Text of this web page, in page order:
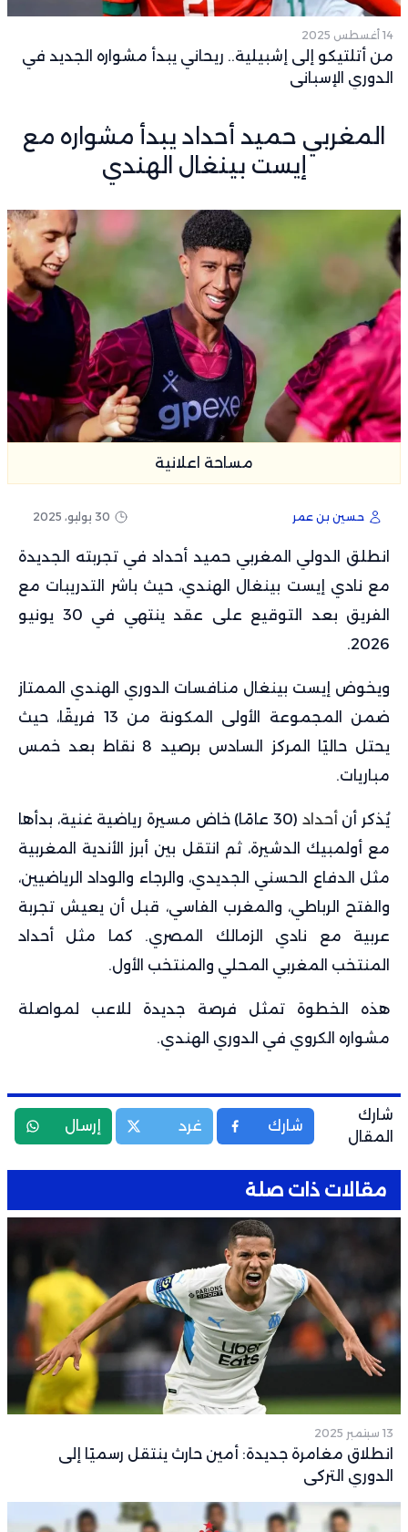
14 أغسطس 2025
من أتلتيكو إلى إشبيلية.. ريحاني يبدأ مشواره الجديد في
الدوري الإسباني
المغربي حميد أحداد يبدأ مشواره مع
إيست بينغال الهندي
مساحة اعلانية
حسين بن عمر 30 يوليو، 2025
انطلق الدولي المغربي حميد أحداد في تجربته الجديدة
مع نادي إيست بينغال الهندي، حيث باشر التدريبات مع
الفريق بعد التوقيع على عقد ينتهي في 30 يونيو
2026.
ويخوض إيست بينغال منافسات الدوري الهندي الممتاز
ضمن المجموعة الأولى المكونة من 13 فريقًا، حيث
يحتل حاليًا المركز السادس برصيد 8 نقاط بعد خمس
مباريات.
يُذكر أن أحداد
(30 عامًا) خاض مسيرة رياضية غنية، بدأها
مع أولمبيك الدشيرة، ثم انتقل بين أبرز الأندية المغربية
مثل الدفاع الحسني الجديدي، والرجاء والوداد الرياضيين،
والفتح الرباطي، والمغرب الفاسي، قبل أن يعيش تجربة
عربية مع نادي الزمالك المصري. كما مثل أحداد
المنتخب المغربي المحلي والمنتخب الأول.
هذه الخطوة تمثل فرصة جديدة للاعب لمواصلة
مشواره الكروي في الدوري الهندي.
شارك
المقال
شارك غرد إرسال
مقالات ذات صلة
13 سبتمبر 2025
انطلاق مغامرة جديدة: أمين حارث ينتقل رسميًا إلى
الدوري التركي